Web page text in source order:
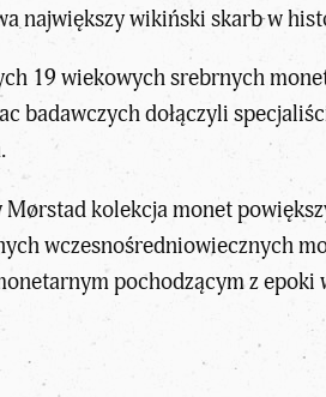
największy wikiński skarb w
19 wiekowych srebrnych
dołączyli
kolekcja monet
wczesnośredniowiecznych
pochodzącym zepoki